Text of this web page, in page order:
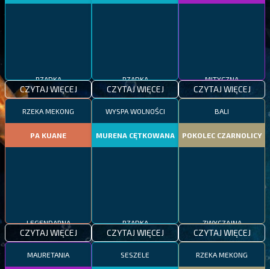
RZADKA
CZYTAJ WIĘCEJ
RZADKA
CZYTAJ WIĘCEJ
MITYCZNA
CZYTAJ WIĘCEJ
RZEKA MEKONG
PA KUANE
LEGENDARNA
CZYTAJ WIĘCEJ
WYSPA WOLNOŚCI
MURENA CĘTKOWANA
RZADKA
CZYTAJ WIĘCEJ
BALI
POKOLEC CZARNOLICY
ZWYCZAJNA
CZYTAJ WIĘCEJ
MAURETANIA SESZELE RZEKA MEKONG